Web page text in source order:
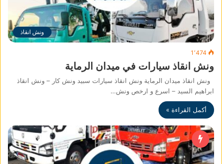
ونش انقاذ
1٬474
ونش انقاذ سيارات في ميدان الرماية
ونش انقاذ ميدان الرماية ونش انقاذ سيارات سبيد ونش كار – ونش انقاذ
ابراهيم السيد – اسرع و ارخص ونش…
أكمل القراءة »